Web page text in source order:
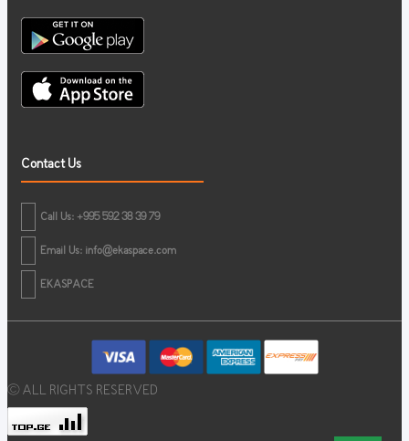
Contact Us
Call Us: +995 592 38 39 79
Email Us: info@ekaspace.com
EKASPACE
© ALL RIGHTS RESERVED